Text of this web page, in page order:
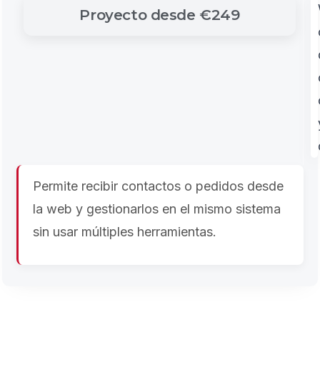
Proyecto desde €249
Permite recibir contactos o pedidos desde
la web y gestionarlos en el mismo sistema
sin usar múltiples herramientas.